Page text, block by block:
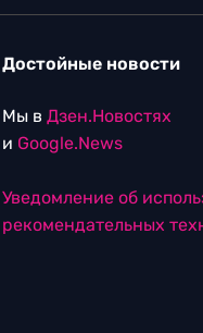
Достойные новости
Мы в Дзен.Новостях
и Google.News
Уведомление об
рекомендательных